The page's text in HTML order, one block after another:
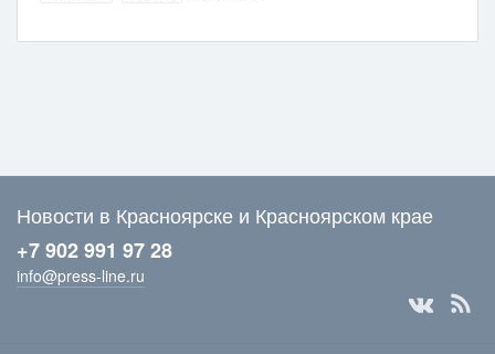
Новости в Красноярске и Красноярском крае
+7 902 991 97 28
info@press-line.ru